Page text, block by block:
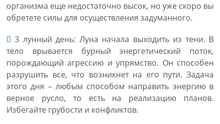
организма еще недостаточно высок, но уже скоро вы
обретете силы для осуществления задуманного.
3 лунный день: Луна начала выходить из тени. В
тело врывается бурный энергетический поток,
порождающий агрессию и упрямство. Он способен
разрушить все, что возникнет на его пути. Задача
этого дня – любым способом направить энергию в
верное русло, то есть на реализацию планов.
Избегайте грубости и конфликтов.